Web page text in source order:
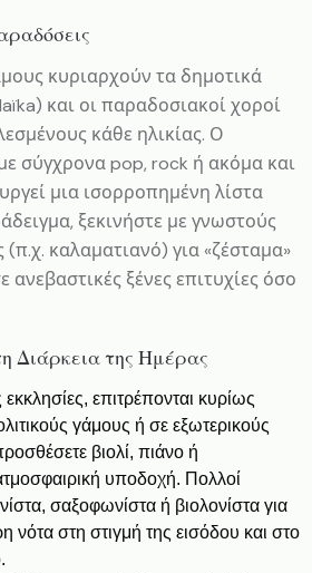
κυριαρχούν τα δημοτικά
και οι παραδοσιακοί χοροί
κάθε ηλικίας. Ο
σύγχρονα pop, rock ή ακόμα και
μια ισορροπημένη λίστα
ξεκινήστε με γνωστούς
καλαματιανό) για «ζέσταμα»
ανεβαστικές ξένες επιτυχίες όσο
Διάρκεια της Ημέρας
επιτρέπονται κυρίως
γάμους ή σε εξωτερικούς
βιολί, πιάνο ή
υποδοχή. Πολλοί
σαξοφωνίστα ή βιολονίστα για
νότα στη στιγμή της εισόδου και στο